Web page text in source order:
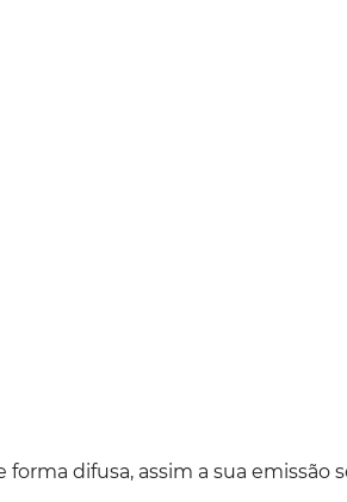
difusa, assim a sua emissão